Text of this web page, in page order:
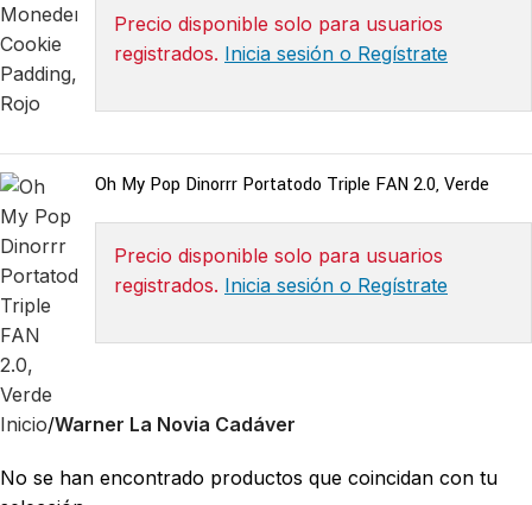
Precio disponible solo para usuarios
registrados. Inicia sesión o Regístrate
Oh My Pop Dinorrr Portatodo Triple FAN 2.0, Verde
Precio disponible solo para usuarios
registrados. Inicia sesión o Regístrate
Inicio Warner La Novia Cadáver
No se han encontrado productos que coincidan con tu